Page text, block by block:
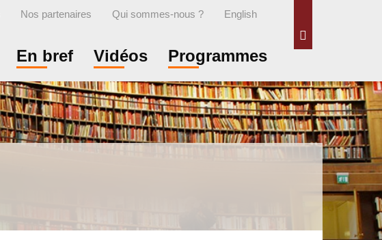
Nos partenaires Qui sommes-nous ? English
En bref Vidéos Programmes